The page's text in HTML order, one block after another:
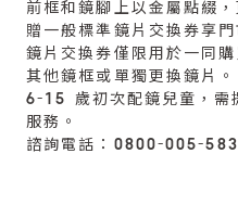
前框和鏡腳上以金屬點綴
贈一般標準鏡片交換券享
鏡片交換券僅限用於一同
其他鏡框或單獨更換鏡片。
6-15 歲初次配鏡兒童，需
服務。
諮詢電話：0800-005-583